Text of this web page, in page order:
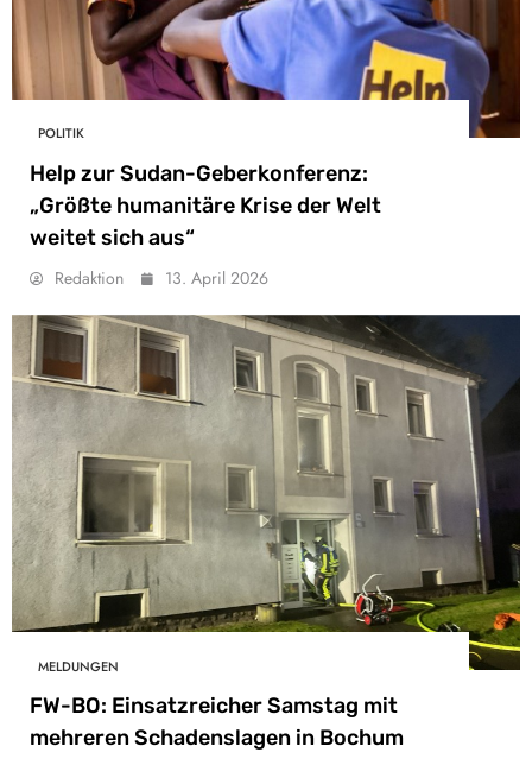
POLITIK
Help zur Sudan-Geberkonferenz:
„Größte humanitäre Krise der Welt
weitet sich aus“
Redaktion 13. April 2026
MELDUNGEN
FW-BO: Einsatzreicher Samstag mit
mehreren Schadenslagen in Bochum